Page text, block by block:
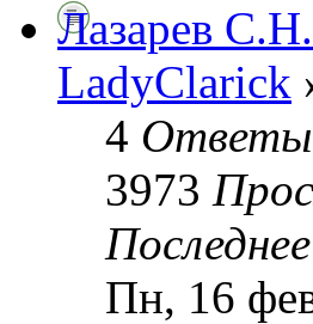
Лазарев
LadyClarick
4 Ответы
3973
Пн, 16